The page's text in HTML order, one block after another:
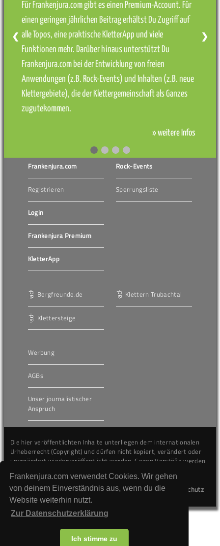
Frankenjura.com verwendet Cookies. Wir gehen
von deinem Einverständnis aus, wenn du die
Website weiterhin nutzt.
Zur Datenschutzerklärung
Ich stimme zu
Für Frankenjura.com gibt es einen Premium-Account. Für
einen geringen jährlichen Beitrag erhältst Du Zugriff auf
alle Topos, eine praktische KletterApp und viele
Funktionen mehr. Darüber hinaus unterstützt Du
Frankenjura.com bei der Entwicklung von freien
Anwendungen (z.B. Rock-Events) und Inhalten (z.B. neue
Klettergebiete), die der Klettergemeinschaft als Ganzes
zugutekommen.
» weitere Infos
❮ ❯
Frankenjura.com
Registrieren
Login
Frankenjura Premium
KletterApp
Rock-Events
Sperrungsliste
Bergfreunde.de
Klettersteige
Klettern Trubachtal
Werbung
AGBs
Unser journalistischer
Anspruch
Die hier veröffentlichten Inhalte unterliegen dem internationalen
Urheberrecht (Copyright) und dürfen nicht kopiert, verändert oder
unverändert wiederveröffentlicht werden. Gegen Verstöße werden
Kontakt
Impressum Datenschutz